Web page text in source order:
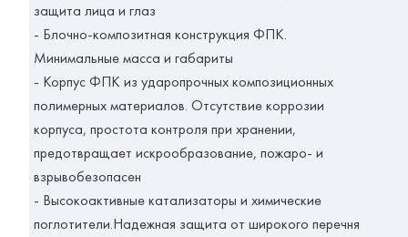
защита лица и глаз
- Блочно-композитная конструкция ФПК.
Минимальные масса и габариты
- Корпус ФПК из ударопрочных композиционных
полимерных материалов. Отсутствие коррозии
корпуса, простота контроля при хранении,
предотвращает искрообразование, пожаро- и
взрывобезопасен
- Высокоактивные катализаторы и химические
поглотители.Надежная защита от широкого перечня